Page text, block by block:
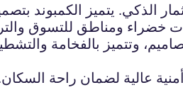
الذكي. يتميز الكمبوند
خضراء ومناطق للتسوق
وتتميز بالفخامة
عالية لضمان راحة